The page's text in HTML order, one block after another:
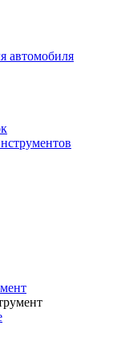
автомобиля